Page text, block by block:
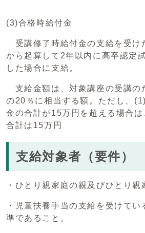
(3)合格時給付金
受講修了時給付金の支給を受け
から起算して2年以内に高卒認定
した場合に支給。
支給金額は、対象講座の受講の
の20％に相当する額。ただし、
金の合計が15万円を超える場合
合計は15万円
支給対象者（要件）
・ひとり親家庭の親及びひとり親
・児童扶養手当の支給を受けて
準であること。